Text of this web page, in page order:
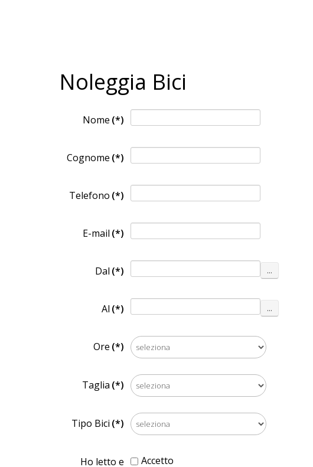
Noleggia Bici
Nome (*)
Cognome (*)
Telefono (*)
E-mail (*)
Dal (*) ...
Al (*) ...
Ore (*)
Taglia (*)
Tipo Bici (*)
Ho letto e
Accetto